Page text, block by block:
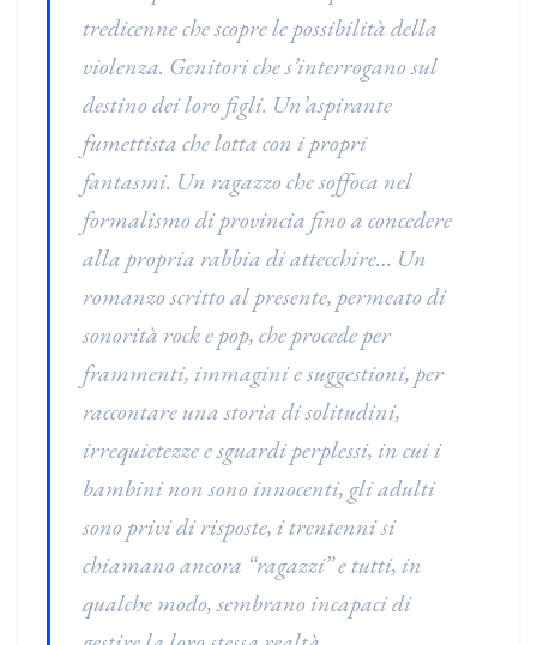
tredicenne che scopre le possibilità della
violenza. Genitori che s’interrogano sul
destino dei loro figli. Un’aspirante
fumettista che lotta con i propri
fantasmi. Un ragazzo che soffoca nel
formalismo di provincia fino a concedere
alla propria rabbia di attecchire… Un
romanzo scritto al presente, permeato di
sonorità rock e pop, che procede per
frammenti, immagini e suggestioni, per
raccontare una storia di solitudini,
irrequietezze e sguardi perplessi, in cui i
bambini non sono innocenti, gli adulti
sono privi di risposte, i trentenni si
chiamano ancora “ragazzi” e tutti, in
qualche modo, sembrano incapaci di